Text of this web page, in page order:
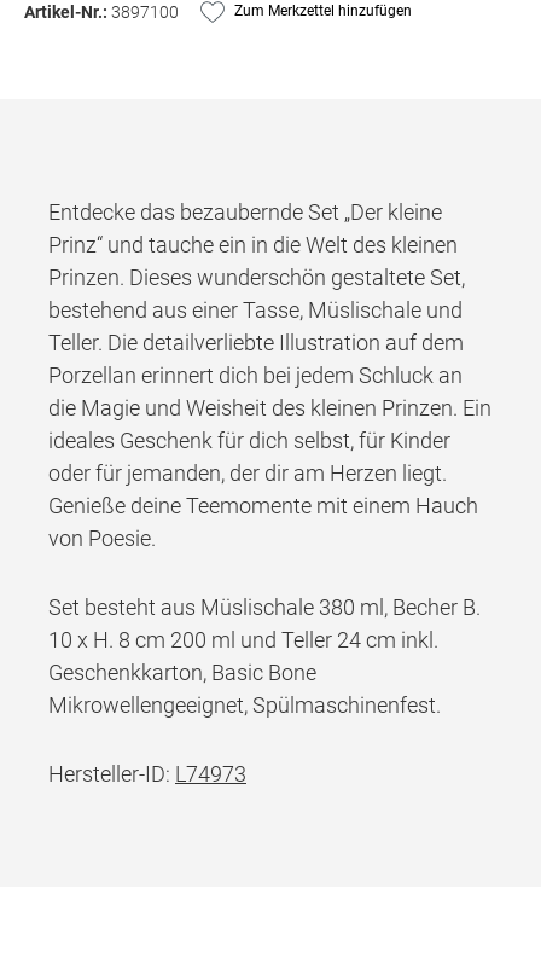
Artikel-Nr.: 3897100 Zum Merkzettel hinzufügen
Entdecke das bezaubernde Set „Der kleine
Prinz“ und tauche ein in die Welt des kleinen
Prinzen. Dieses wunderschön gestaltete Set,
bestehend aus einer Tasse, Müslischale und
Teller. Die detailverliebte Illustration auf dem
Porzellan erinnert dich bei jedem Schluck an
die Magie und Weisheit des kleinen Prinzen. Ein
ideales Geschenk für dich selbst, für Kinder
oder für jemanden, der dir am Herzen liegt.
Genieße deine Teemomente mit einem Hauch
von Poesie.
Set besteht aus Müslischale 380 ml, Becher B.
10 x H. 8 cm 200 ml und Teller 24 cm inkl.
Geschenkkarton, Basic Bone
Mikrowellengeeignet, Spülmaschinenfest.
Hersteller-ID: L74973